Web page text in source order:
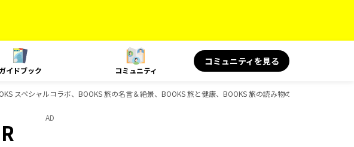
ガイドブック コミュニティ
コミュニティを見る
スペシャルコラボ、BOOKS 旅の名言＆絶景、BOOKS 旅と健康、BOOKS 旅の読み物のガイドブック一覧
AD